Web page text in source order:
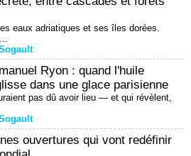
eaux adriatiques et ses îles dorées.
Ryon : quand l'huile
dans une glace parisienne
pas dû avoir lieu — et qui révèlent,
ouvertures qui vont redéfinir